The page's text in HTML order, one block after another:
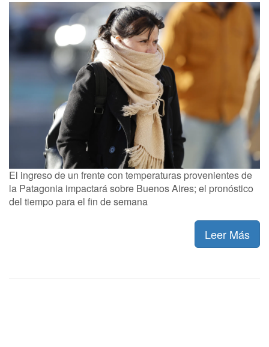
El ingreso de un frente con temperaturas provenientes de
la Patagonia impactará sobre Buenos Aires; el pronóstico
del tiempo para el fin de semana
Leer Más